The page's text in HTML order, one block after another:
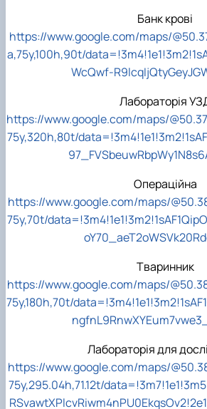
Скринька довіри
Вступ 2021 рік
Вступ 2020 рік
Вступ 2019 рік
Вступ 2018 рік
Банк крові
https://www.google.com/maps/
a,75y,100h,90t/
WcQwf-
Лабораторія
https://www.google.com/maps/
75y,320h,80t/
Операційна
https://www.google.com/maps/
75y,70t/
Тваринник
https://www.google.com/maps/
75y,180h,70t/
Лабораторія для
https://www.google.com/maps/
75y,295.04h,71.12t/